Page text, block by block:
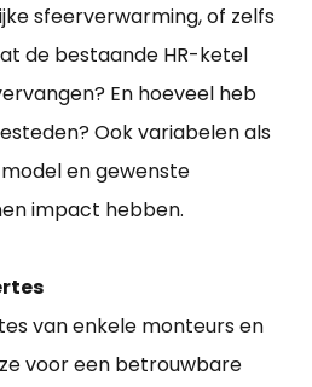
sfeerverwarming, of zelfs
de bestaande HR-ketel
En hoeveel heb
Ook variabelen als
en gewenste
impact hebben.
van enkele monteurs en
voor een betrouwbare